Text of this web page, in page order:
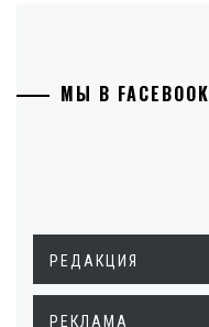
МЫ В FACEBOOK
РЕДАКЦИЯ
РЕКЛАМА